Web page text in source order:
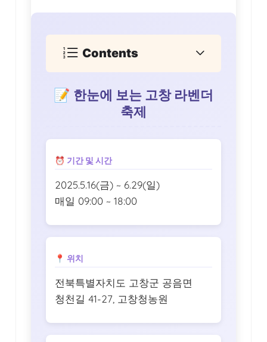
Contents
📝 한눈에 보는 고창 라벤더
축제
⏰ 기간 및 시간
2025.5.16(금) ~ 6.29(일)
매일 09:00 ~ 18:00
📍 위치
전북특별자치도 고창군 공음면
청천길 41-27, 고창청농원